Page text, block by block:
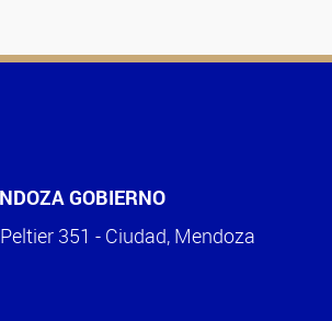
GOBIERNO
351 - Ciudad, Mendoza